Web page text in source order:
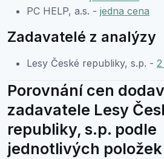
PC HELP, a.s. - jedna cena
Zadavatelé z analýzy
Lesy České republiky, s.p. -
Porovnání cen
zadavatele Lesy
republiky, s.p. podle
jednotlivých položek